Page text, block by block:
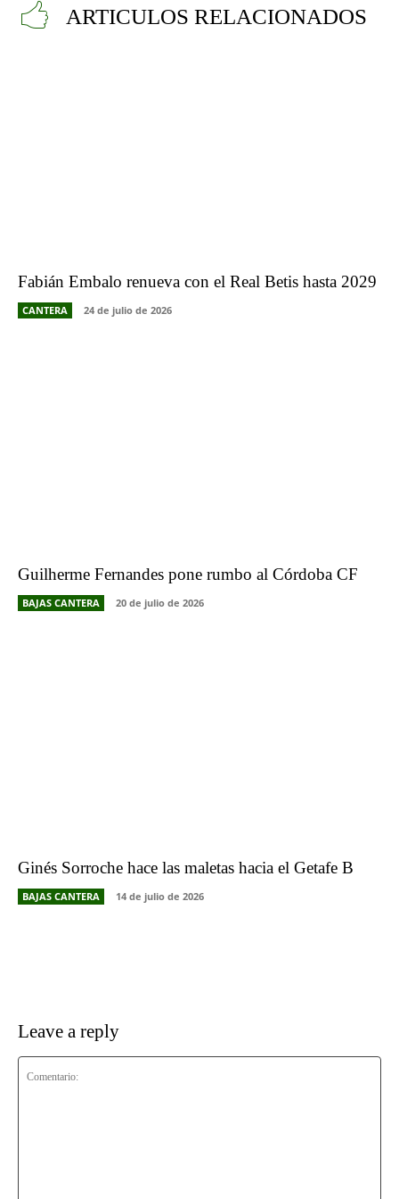
ARTICULOS RELACIONADOS
Fabián Embalo renueva con el Real Betis hasta 2029
CANTERA 24 de julio de 2026
Guilherme Fernandes pone rumbo al Córdoba CF
BAJAS CANTERA 20 de julio de 2026
Ginés Sorroche hace las maletas hacia el Getafe B
BAJAS CANTERA 14 de julio de 2026
Leave a reply